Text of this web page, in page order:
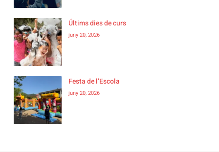
Últims dies de curs
juny 20, 2026
Festa de l’Escola
juny 20, 2026